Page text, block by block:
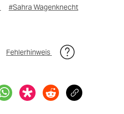
#Sahra Wagenknecht
Fehlerhinweis